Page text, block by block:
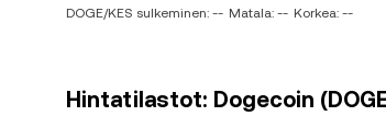
DOGE/KES sulkeminen: -- Matala: -- Korkea: --
Hintatilastot: Dogecoin